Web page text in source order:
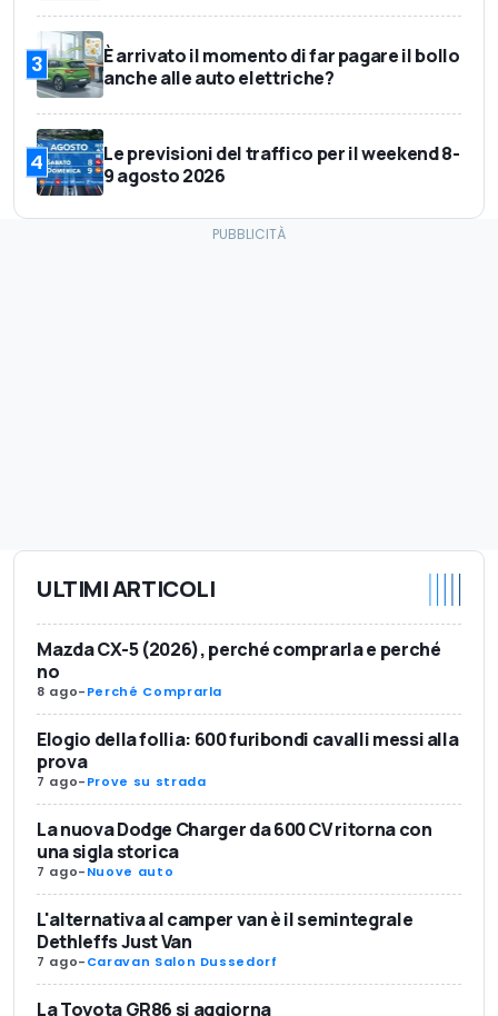
3
È arrivato il momento di far pagare il bollo
anche alle auto elettriche?
4
Le previsioni del traffico per il weekend 8-
9 agosto 2026
ULTIMI ARTICOLI
Mazda CX-5 (2026), perché comprarla e perché
no
8 ago-Perché Comprarla
Elogio della follia: 600 furibondi cavalli messi alla
prova
7 ago-Prove su strada
La nuova Dodge Charger da 600 CV ritorna con
una sigla storica
7 ago-Nuove auto
L'alternativa al camper van è il semintegrale
Dethleffs Just Van
7 ago-Caravan Salon Dussedorf
La Toyota GR86 si aggiorna